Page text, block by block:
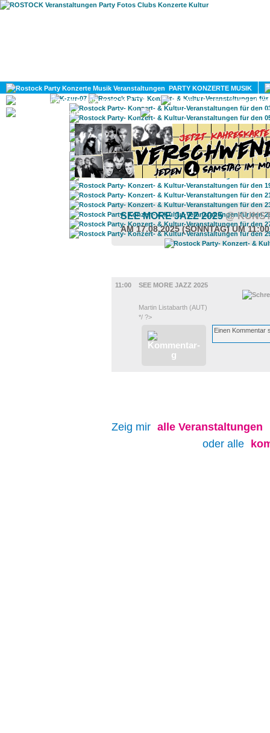
PARTY KONZERTE MUSIK
KULTUR
GAY
SEE MORE JAZZ 2025@
AM 17.08.2025 (SONNTAG) UM
11:00
SEE MORE JAZZ 2025
Martin Listabarth (AUT)
*/ ?>
Zeig mir alle Veranstaltungen
oder alle